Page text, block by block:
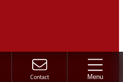
Contact Menu